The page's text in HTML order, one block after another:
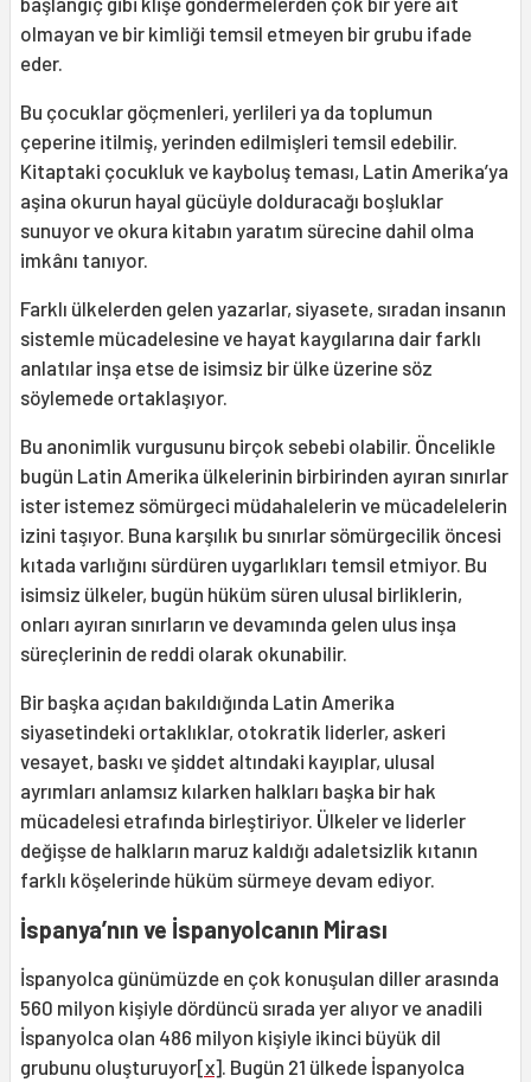
olmayan ve bir kimliği temsil etmeyen bir grubu ifade
eder.
Bu çocuklar göçmenleri, yerlileri ya da toplumun
çeperine itilmiş, yerinden edilmişleri temsil edebilir.
Kitaptaki çocukluk ve kayboluş teması, Latin Amerika’ya
aşina okurun hayal gücüyle dolduracağı boşluklar
sunuyor ve okura kitabın yaratım sürecine dahil olma
imkânı tanıyor.
Farklı ülkelerden gelen yazarlar, siyasete, sıradan insanın
sistemle mücadelesine ve hayat kaygılarına dair farklı
anlatılar inşa etse de isimsiz bir ülke üzerine söz
söylemede ortaklaşıyor.
Bu anonimlik vurgusunu birçok sebebi olabilir. Öncelikle
bugün Latin Amerika ülkelerinin birbirinden ayıran sınırlar
ister istemez sömürgeci müdahalelerin ve mücadelelerin
izini taşıyor. Buna karşılık bu sınırlar sömürgecilik öncesi
kıtada varlığını sürdüren uygarlıkları temsil etmiyor. Bu
isimsiz ülkeler, bugün hüküm süren ulusal birliklerin,
onları ayıran sınırların ve devamında gelen ulus inşa
süreçlerinin de reddi olarak okunabilir.
Bir başka açıdan bakıldığında Latin Amerika
siyasetindeki ortaklıklar, otokratik liderler, askeri
vesayet, baskı ve şiddet altındaki kayıplar, ulusal
ayrımları anlamsız kılarken halkları başka bir hak
mücadelesi etrafında birleştiriyor. Ülkeler ve liderler
değişse de halkların maruz kaldığı adaletsizlik kıtanın
farklı köşelerinde hüküm sürmeye devam ediyor.
İspanya’nın ve İspanyolcanın Mirası
İspanyolca günümüzde en çok konuşulan diller arasında
560 milyon kişiyle dördüncü sırada yer alıyor ve anadili
İspanyolca olan 486 milyon kişiyle ikinci büyük dil
grubunu oluşturuyor[x] . Bugün 21 ülkede İspanyolca